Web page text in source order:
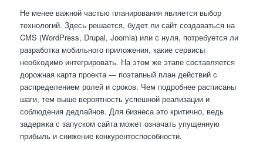
Не менее важной частью планирования является выбор
технологий. Здесь решается, будет ли сайт создаваться на
CMS (WordPress, Drupal, Joomla) или с нуля, потребуется ли
разработка мобильного приложения, какие сервисы
необходимо интегрировать. На этом же этапе составляется
дорожная карта проекта — поэтапный план действий с
распределением ролей и сроков. Чем подробнее расписаны
шаги, тем выше вероятность успешной реализации и
соблюдения дедлайнов. Для бизнеса это критично, ведь
задержка с запуском сайта может означать упущенную
прибыль и снижение конкурентоспособности.